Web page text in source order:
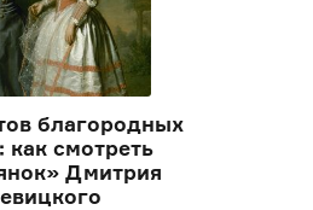
благородных
как смотреть
Дмитрия